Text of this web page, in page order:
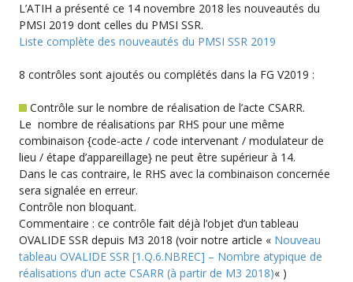
L’ATIH a présenté ce 14 novembre 2018 les nouveautés du
PMSI 2019 dont celles du PMSI SSR.
Liste complète des nouveautés du PMSI SSR 2019
8 contrôles sont ajoutés ou complétés dans la FG V2019 :
Contrôle sur le nombre de réalisation de l’acte CSARR.
Le nombre de réalisations par RHS pour une même
combinaison {code-acte / code intervenant / modulateur de
lieu / étape d’appareillage} ne peut être supérieur à 14.
Dans le cas contraire, le RHS avec la combinaison concernée
sera signalée en erreur.
Contrôle non bloquant.
Commentaire : ce contrôle fait déjà l’objet d’un tableau
OVALIDE SSR depuis M3 2018 (voir notre article « Nouveau
tableau OVALIDE SSR [1.Q.6.NBREC] – Nombre atypique de
réalisations d’un acte CSARR (à partir de M3 2018)« )